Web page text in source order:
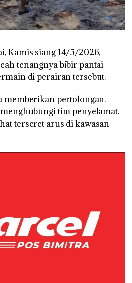
Kamis siang 14/5/2026,
tenangnya bibir pantai
di perairan tersebut.
memberikan pertolongan.
tim penyelamat.
terseret arus di kawasan